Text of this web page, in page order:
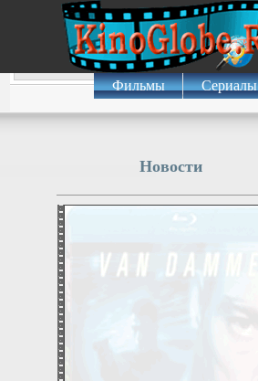
Фильмы Сериалы
Новости